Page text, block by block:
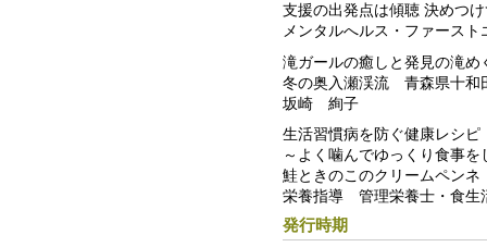
支援の出発点は傾聴 決めつ
メンタルへルス・ファース
滝ガールの癒しと発見の滝
冬の奥入瀬渓流 青森県十和
坂崎 絢子
生活習慣病を防ぐ健康レシ
～よく噛んでゆっくり食事を
鮭ときのこのクリームペン
栄養指導 管理栄養士・食
発行時期